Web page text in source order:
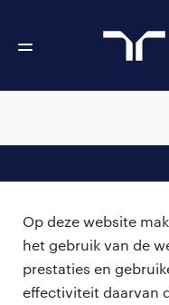
Op deze website
het gebruik van de
prestaties en
effectiviteit daarvan
vacatures
zzp-opdrachten
voor opdrachtgevers
over ons